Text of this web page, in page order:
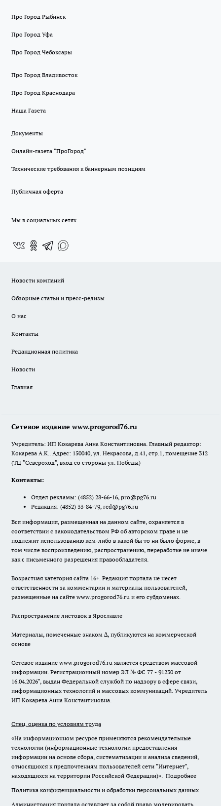
Про Город Рыбинск
Про Город Уфа
Про Город Чебоксары
Про Город Владивосток
Про Город Краснодара
Наша Газета
Документы
Онлайн-газета "ПроГород"
Технические требования к баннерным позициям
Публичная оферта
Мы в социальных сетях
Новости компаний
Обзорные статьи и пресс-релизы
О нас
Контакты
Редакционная политика
Новости
Главная
Сетевое издание www.progorod76.ru
Учредитель: ИП Кокарева Анна Константиновна. Главный редактор:
Кокарева А.К.. Адрес: 150040, ул. Некрасова, д.41, стр.1, помещение 312
(ТЦ "Североход", вход со стороны ул. Победы)
Контакты:
Отдел рекламы: (4852) 28-66-16, pro@pg76.ru
Редакция: (4852) 33-84-79, red@pg76.ru
Вся информация, размещенная на данном сайте, охраняется в
соответствии с законодательством РФ об авторском праве и не
подлежит использованию кем-либо в какой бы то ни было форме, в
том числе воспроизведению, распространению, переработке не иначе
как с письменного разрешения правообладателя.
Возрастная категория сайта 16+. Редакция портала не несет
ответственности за комментарии и материалы пользователей,
размещенные на сайте www.progorod76.ru и его субдоменах.
Распространение листовок в Ярославле
Материалы, помеченные знаком ∆, публикуются на коммерческой
основе
Сетевое издание www.progorod76.ru является средством массовой
информации. Регистрационный номер ЭЛ № ФС 77 - 91230 от
16.04.2026", выдан Федеральной службой по надзору в сфере связи,
информационных технологий и массовых коммуникаций. Учредитель
ИП Кокарева Анна Константиновна.
Спец. оценка по условиям труда
«На информационном ресурсе применяются рекомендательные
технологии (информационные технологии предоставления
информации на основе сбора, систематизации и анализа сведений,
относящихся к предпочтениям пользователей сети "Интернет",
находящихся на территории Российской Федерации)». Подробнее
Политика конфиденциальности и обработки персональных данных
Администрация портала оставляет за собой право модерировать